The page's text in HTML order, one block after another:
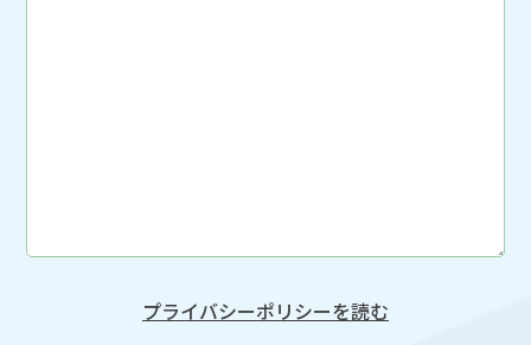
プライバシーポリシーを読む